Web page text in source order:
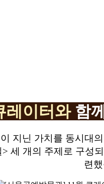
레이터와 함
지닌 가치를 동시
세 개의 주제로 구
련